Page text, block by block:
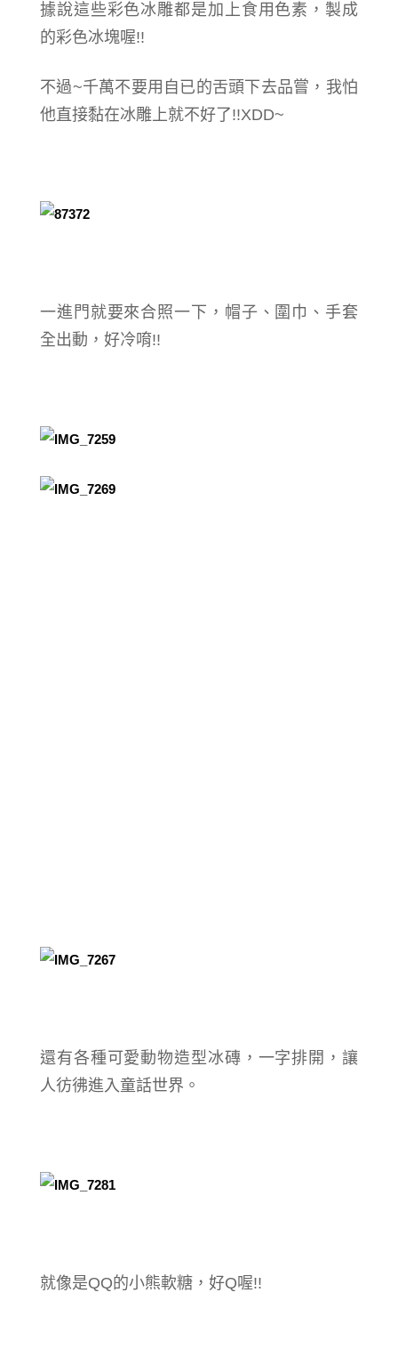
據說這些彩色冰雕都是加上食用色素，製成
的彩色冰塊喔!!
不過~千萬不要用自已的舌頭下去品嘗，我怕
他直接黏在冰雕上就不好了!!XDD~
一進門就要來合照一下，帽子、圍巾、手套
全出動，好冷唷!!
還有各種可愛動物造型冰磚，一字排開，讓
人彷彿進入童話世界。
就像是QQ的小熊軟糖，好Q喔!!